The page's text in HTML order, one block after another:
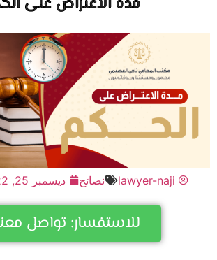
lawyer-naji نصائح ديسمبر 25, 2022
للاستفسار: تواصل معنا